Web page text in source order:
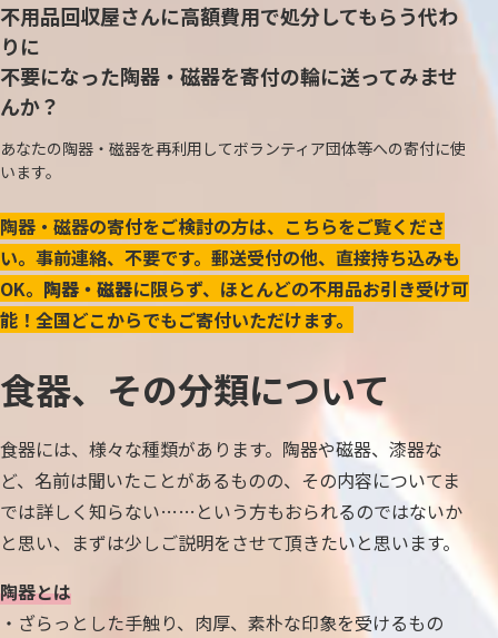
不用品回収屋さんに高額費用で処分してもらう代わ
りに
不要になった陶器・磁器を寄付の輪に送ってみませ
んか？
あなたの陶器・磁器を再利用してボランティア団体等への寄付に使
います。
陶器・磁器の寄付をご検討の方は、こちらをご覧くださ
い。事前連絡、不要です。郵送受付の他、直接持ち込みも
OK。 陶器・磁器に限らず、ほとんどの不用品お引き受け可
能！全国どこからでもご寄付いただけます。
食器、その分類について
食器には、様々な種類があります。陶器や磁器、漆器な
ど、名前は聞いたことがあるものの、その内容についてま
では詳しく知らない……という方もおられるのではないか
と思い、まずは少しご説明をさせて頂きたいと思います。
陶器とは
・ざらっとした手触り、肉厚、素朴な印象を受けるもの